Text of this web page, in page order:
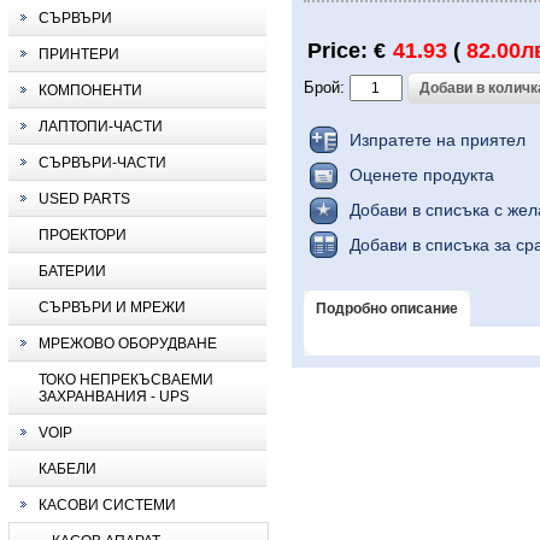
СЪРВЪРИ
ПРИНТЕРИ
КОМПОНЕНТИ
ЛАПТОПИ-ЧАСТИ
СЪРВЪРИ-ЧАСТИ
USED PARTS
ПРОЕКТОРИ
БАТЕРИИ
СЪРВЪРИ И МРЕЖИ
МРЕЖОВО ОБОРУДВАНЕ
ТОКО НЕПРЕКЪСВАЕМИ
ЗАХРАНВАНИЯ - UPS
VOIP
КАБЕЛИ
КАСОВИ СИСТЕМИ
Price: € 41.93(
Брой:
Изпратете на приятел
Оценете продукта
Добави в списъка с
Добави в списъка за
Подробно описание